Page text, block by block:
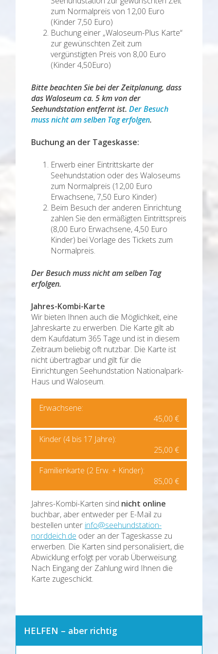
zum Normalpreis von 12,00 Euro
(Kinder 7,50 Euro)
Buchung einer „Waloseum-Plus Karte“
zur gewünschten Zeit zum
vergünstigten Preis von 8,00 Euro
(Kinder 4,50Euro)
Bitte beachten Sie bei der Zeitplanung, dass
das Waloseum ca. 5 km von der
Seehundstation entfernt ist. Der Besuch
muss nicht am selben Tag erfolgen.
Buchung an der Tageskasse:
Erwerb einer Eintrittskarte der
Seehundstation oder des Waloseums
zum Normalpreis (12,00 Euro
Erwachsene, 7,50 Euro Kinder)
Beim Besuch der anderen Einrichtung
zahlen Sie den ermäßigten Eintrittspreis
(8,00 Euro Erwachsene, 4,50 Euro
Kinder) bei Vorlage des Tickets zum
Normalpreis.
Der Besuch muss nicht am selben Tag
erfolgen.
Jahres-Kombi-Karte
Wir bieten Ihnen auch die Möglichkeit, eine
Jahreskarte zu erwerben. Die Karte gilt ab
dem Kaufdatum 365 Tage und ist in diesem
Zeitraum beliebig oft nutzbar. Die Karte ist
nicht übertragbar und gilt für die
Einrichtungen Seehundstation Nationalpark-
Haus und Waloseum.
Erwachsene:
45,00 €
Kinder (4 bis 17 Jahre):
25,00 €
Familienkarte (2 Erw. + Kinder):
85,00 €
Jahres-Kombi-Karten sind nicht online
buchbar, aber entweder per E-Mail zu
bestellen unter info@seehundstation-
norddeich.de oder an der Tageskasse zu
erwerben. Die Karten sind personalisiert, die
Abwicklung erfolgt per vorab Überweisung.
Nach Eingang der Zahlung wird Ihnen die
Karte zugeschickt.
HELFEN – aber richtig